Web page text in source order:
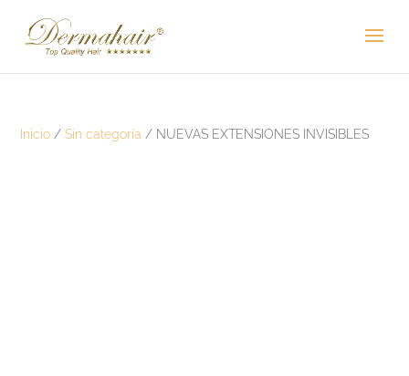
Inicio /Sin categoría / NUEVAS EXTENSIONES INVISIBLES